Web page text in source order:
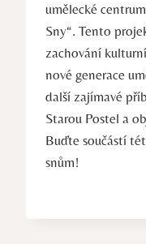
umělecké
Sny“. Tento
zachování
nové generace
další zajímavé
Starou Postel a
Buďte součástí
snům!